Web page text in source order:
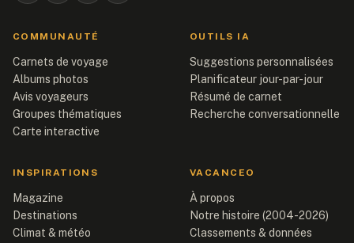
COMMUNAUTÉ
Carnets de voyage
Albums photos
Avis voyageurs
Groupes thématiques
Carte interactive
OUTILS IA
Suggestions personnalisées
Planificateur jour-par-jour
Résumé de carnet
Recherche conversationnelle
INSPIRATIONS
Magazine
Destinations
Climat & météo
VACANCEO
À propos
Notre histoire (2004-2026)
Classements & données